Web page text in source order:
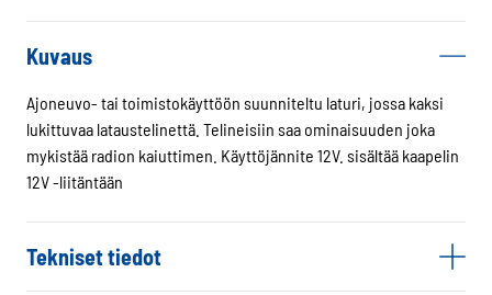
lukittuvat
määrä
Kuvaus
Ajoneuvo- tai toimistokäyttöön suunniteltu laturi, jossa kaksi
lukittuvaa lataustelinettä. Telineisiin saa ominaisuuden joka
mykistää radion kaiuttimen. Käyttöjännite 12V. sisältää kaapelin
12V -liitäntään
Tekniset tiedot